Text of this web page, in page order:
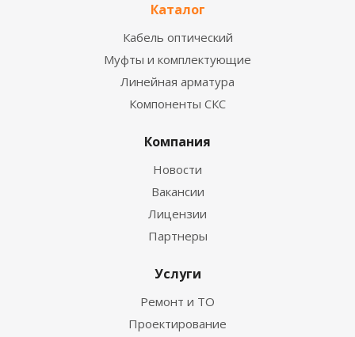
Каталог
Кабель оптический
Муфты и комплектующие
Линейная арматура
Компоненты СКС
Компания
Новости
Вакансии
Лицензии
Партнеры
Услуги
Ремонт и ТО
Проектирование